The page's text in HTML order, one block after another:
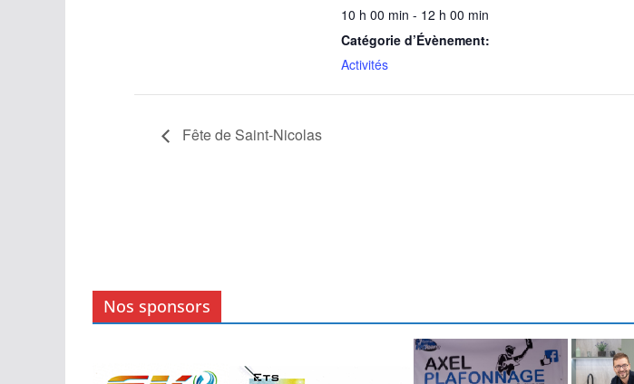
10 h 00 min - 12 h 00 min
Catégorie d’Évènement:
Activités
Fête de Saint-Nicolas
Nos sponsors